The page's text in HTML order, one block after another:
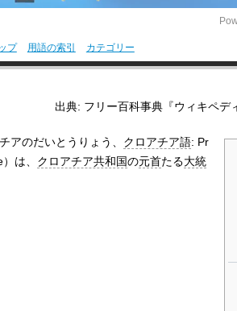
プ 用語の索引 カテゴリー
出典: フリー百科事典『ウィキペ
アのだいとうりょう、 クロアチア語: Pr
）は、 クロアチア共和国の元首たる大統